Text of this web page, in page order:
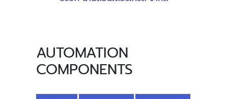
AUTOMATION
COMPONENTS